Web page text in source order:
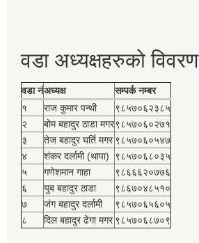
वडा अध्यक्षहरुको विवरण
वडा नंअध्यक्ष
सम्पर्क नम्बर
१
राज कुमार पन्थी
९८५७०६२३८५
२
बोम बहादुर ठाडा मगर९८५७०६०२७१
३
तेज बहादुर घर्ति मगर ९८५७०६०५४७
४
शंकर दर्लामी (थापा)
९८५७०६८०३५
५
गणेशमान गाहा
९८६६६२०७७६
६
युब बहादुर ठाडा
९८६७०४८५१०
७
जंग बहादुर दर्लामी
९८५७०६५६०५
८
दिल बहादुर ढेंगा मगर ९८५७०६८७०९